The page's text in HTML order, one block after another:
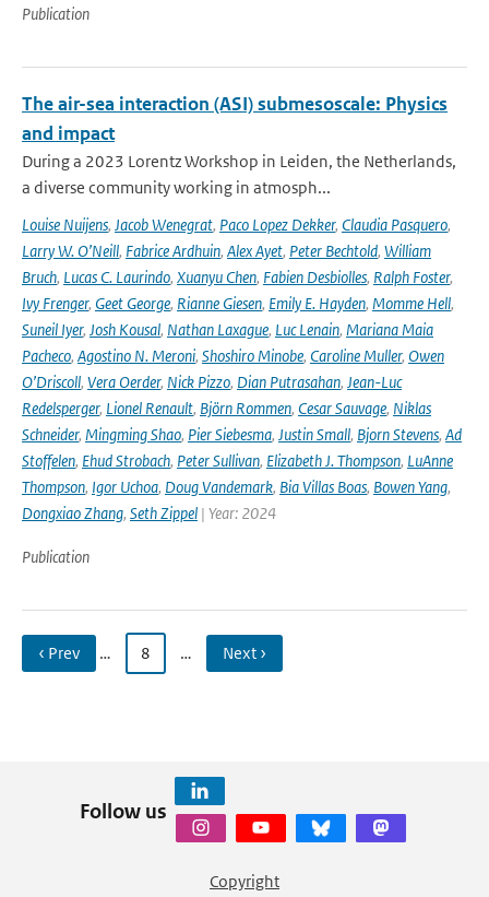
Publication
The air-sea interaction (ASI) submesoscale: Physics
and impact
During a 2023 Lorentz Workshop in Leiden, the Netherlands,
a diverse community working in atmosph...
Louise Nuijens, Jacob Wenegrat, Paco Lopez Dekker, Claudia Pasquero,
Larry W. O’Neill, Fabrice Ardhuin, Alex Ayet, Peter Bechtold, William
Bruch, Lucas C. Laurindo, Xuanyu Chen, Fabien Desbiolles, Ralph Foster,
Ivy Frenger, Geet George, Rianne Giesen, Emily E. Hayden, Momme Hell,
Suneil Iyer, Josh Kousal, Nathan Laxague, Luc Lenain, Mariana Maia
Pacheco, Agostino N. Meroni, Shoshiro Minobe, Caroline Muller, Owen
O’Driscoll, Vera Oerder, Nick Pizzo, Dian Putrasahan, Jean-Luc
Redelsperger, Lionel Renault, Björn Rommen, Cesar Sauvage, Niklas
Schneider, Mingming Shao, Pier Siebesma, Justin Small, Bjorn Stevens, Ad
Stoffelen, Ehud Strobach, Peter Sullivan, Elizabeth J. Thompson, LuAnne
Thompson, Igor Uchoa, Doug Vandemark, Bia Villas Boas, Bowen Yang,
Dongxiao Zhang, Seth Zippel | Year: 2024
Publication
‹ Prev … 8 … Next ›
Follow us
Copyright